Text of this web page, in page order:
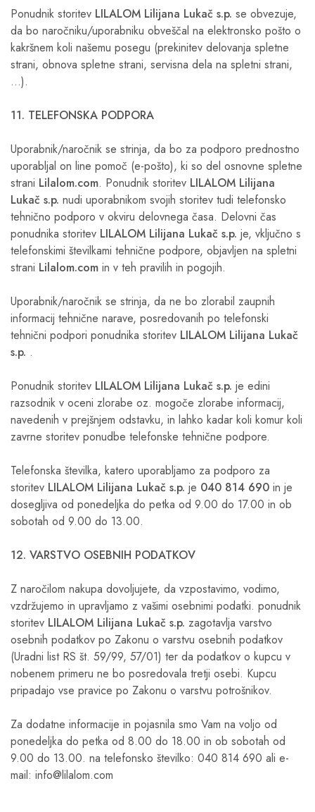
Ponudnik storitev LILALOM Lilijana Lukač s.p. se obvezuje,
da bo naročniku/uporabniku obveščal na elektronsko pošto o
kakršnem koli našemu posegu (prekinitev delovanja spletne
strani, obnova spletne strani, servisna dela na spletni strani,
…).
11. TELEFONSKA PODPORA
Uporabnik/naročnik se strinja, da bo za podporo prednostno
uporabljal on line pomoč (e-pošto), ki so del osnovne spletne
strani Lilalom.com. Ponudnik storitev LILALOM Lilijana
Lukač s.p. nudi uporabnikom svojih storitev tudi telefonsko
tehnično podporo v okviru delovnega časa. Delovni čas
ponudnika storitev LILALOM Lilijana Lukač s.p. je, vključno s
telefonskimi številkami tehnične podpore, objavljen na spletni
strani Lilalom.com in v teh pravilih in pogojih.
Uporabnik/naročnik se strinja, da ne bo zlorabil zaupnih
informacij tehnične narave, posredovanih po telefonski
tehnični podpori ponudnika storitev LILALOM Lilijana Lukač
s.p. .
Ponudnik storitev LILALOM Lilijana Lukač s.p. je edini
razsodnik v oceni zlorabe oz. mogoče zlorabe informacij,
navedenih v prejšnjem odstavku, in lahko kadar koli komur koli
zavrne storitev ponudbe telefonske tehnične podpore.
Telefonska številka, katero uporabljamo za podporo za
storitev LILALOM Lilijana Lukač s.p. je 040 814 690 in je
dosegljiva od ponedeljka do petka od 9.00 do 17.00 in ob
sobotah od 9.00 do 13.00.
12. VARSTVO OSEBNIH PODATKOV
Z naročilom nakupa dovoljujete, da vzpostavimo, vodimo,
vzdržujemo in upravljamo z vašimi osebnimi podatki. ponudnik
storitev LILALOM Lilijana Lukač s.p. zagotavlja varstvo
osebnih podatkov po Zakonu o varstvu osebnih podatkov
(Uradni list RS št. 59/99, 57/01) ter da podatkov o kupcu v
nobenem primeru ne bo posredovala tretji osebi. Kupcu
pripadajo vse pravice po Zakonu o varstvu potrošnikov.
Za dodatne informacije in pojasnila smo Vam na voljo od
ponedeljka do petka od 8.00 do 18.00 in ob sobotah od
9.00 do 13.00. na telefonsko številko: 040 814 690 ali e-
mail: info@lilalom.com